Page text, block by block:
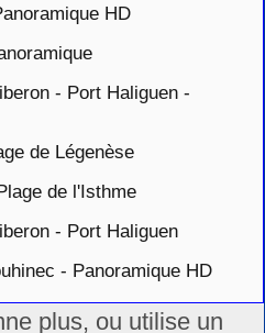
HD
- Port Haliguen -
de Légenèse
de l'Isthme
- Port Haliguen
- Panoramique HD
plus, ou utilise un